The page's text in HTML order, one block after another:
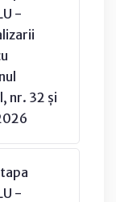
-
nr. 32 și
-